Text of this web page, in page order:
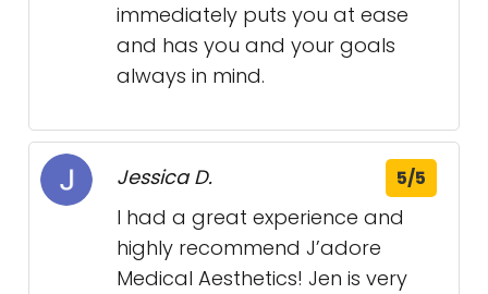
immediately puts you at ease
and has you and your goals
always in mind.
Jessica D. 5/5
I had a great experience and
highly recommend J’adore
Medical Aesthetics! Jen is very